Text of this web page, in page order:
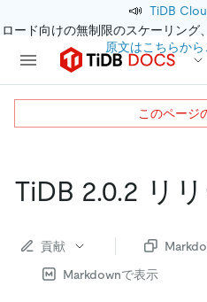
📣 TiDB
ード向けの無制限のスケーリン
原文はこちらから
TiDB 2.0.2 リ
貢献
Markdownで表示
このページ